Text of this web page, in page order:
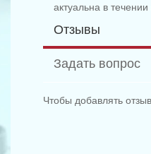
актуальна в течении
Отзывы
Задать вопрос
Чтобы добавлять